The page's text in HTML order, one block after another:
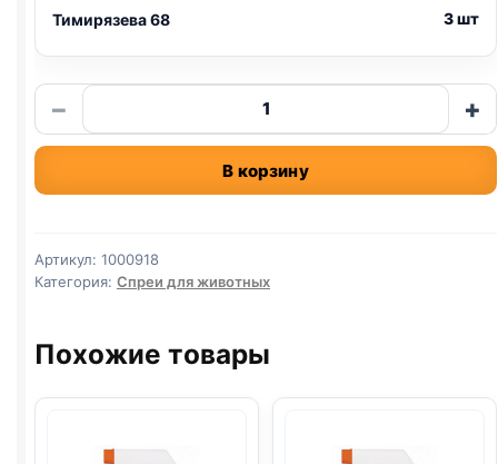
Тимирязева 68 3 шт
−
Количество
товара
СТОП
спрей
кошек
и
к
120мл
+
В корзину
Артикул: 1000918
Категория: Спреи для животных
Похожие товары